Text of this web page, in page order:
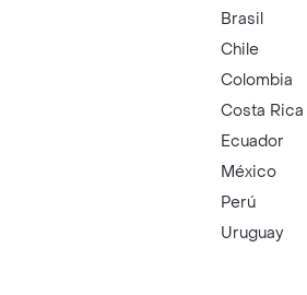
Brasil
Chile
Colombia
Costa Rica
Ecuador
México
Perú
Uruguay